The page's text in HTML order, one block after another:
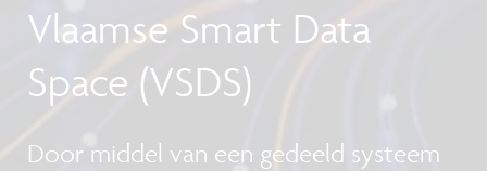
Vlaamse Smart Data
Space (VSDS)
Door middel van een gedeeld systeem